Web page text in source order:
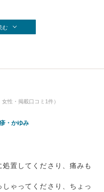
む
性・掲載口コミ1件）
・かゆみ
置してくださり、痛みも
ゃってくださり、ちょっ